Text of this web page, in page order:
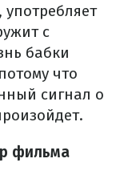
с
бабки
что
сигнал о
фильма